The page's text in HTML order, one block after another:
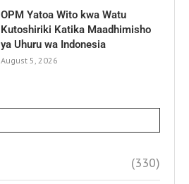
OPM Yatoa Wito kwa Watu
Kutoshiriki Katika Maadhimisho
ya Uhuru wa Indonesia
August 5, 2026
(330)